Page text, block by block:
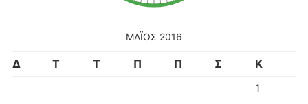
ΜΆΙΟΣ 2016
Δ Τ Τ Π Π Σ
Κ
1